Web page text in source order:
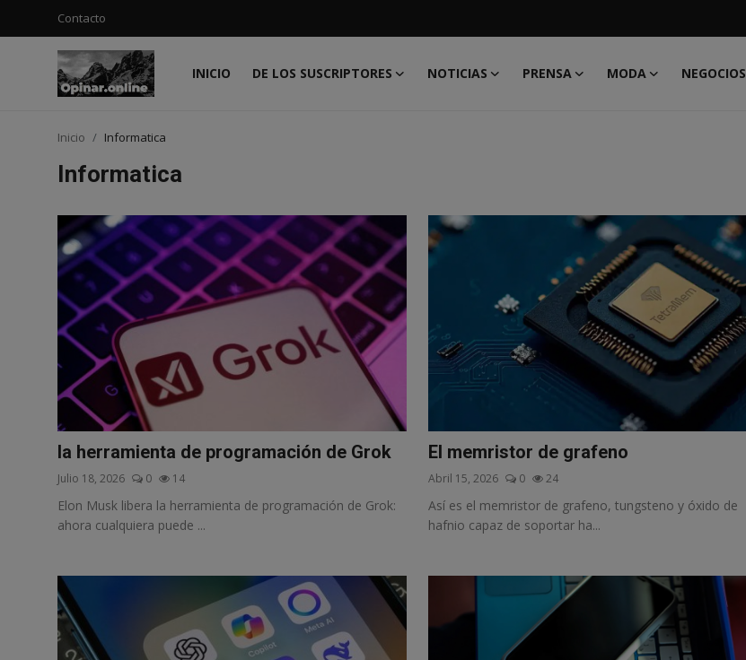
Contacto
INICIO DE LOS SUSCRIPTORES NOTICIAS PRENSA MODA NEGOCIOS
Acceso
De los suscriptores
Noticias
Negocios
Misterios
Mascotas
Informatica
Inicio Informatica
Informatica
la herramienta de programación de Grok
Julio 18, 2026 0 14
Elon Musk libera la herramienta de programación de Grok:
ahora cualquiera puede ...
El memristor de grafeno
Abril 15, 2026 0 24
Así es el memristor de grafeno, tungsteno y óxido de
hafnio capaz de soportar ha...